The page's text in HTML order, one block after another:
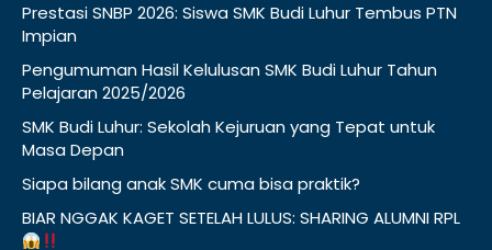
Prestasi SNBP 2026: Siswa SMK Budi Luhur Tembus PTN
Impian
Pengumuman Hasil Kelulusan SMK Budi Luhur Tahun
Pelajaran 2025/2026
SMK Budi Luhur: Sekolah Kejuruan yang Tepat untuk
Masa Depan
Siapa bilang anak SMK cuma bisa praktik?
BIAR NGGAK KAGET SETELAH LULUS: SHARING ALUMNI RPL